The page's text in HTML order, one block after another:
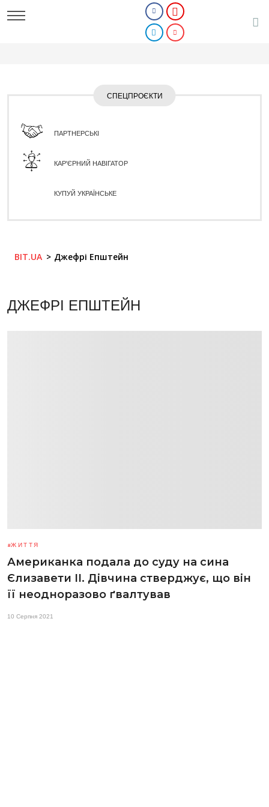
СПЕЦПРОЄКТИ
ПАРТНЕРСЬКІ
КАР'ЄРНИЙ НАВІГАТОР
КУПУЙ УКРАЇНСЬКЕ
BIT.UA Джефрі Епштейн
ДЖЕФРІ ЕПШТЕЙН
ЖИТТЯ
Американка подала до суду на сина
Єлизавети ІІ. Дівчина стверджує, що він
її неодноразово ґвалтував
10 Серпня 2021